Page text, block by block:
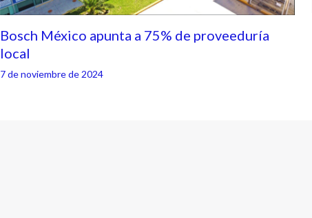
Bosch México apunta a 75% de proveeduría
local
7 de noviembre de 2024